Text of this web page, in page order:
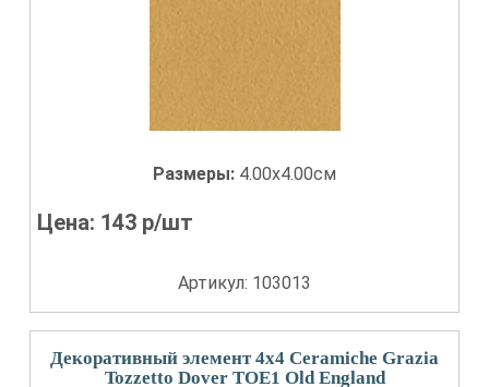
Размеры: 4.00x4.00см
Цена: 143 р/шт
Артикул: 103013
Декоративный элемент 4x4 Ceramiche Grazia
Tozzetto Dover TOE1 Old England